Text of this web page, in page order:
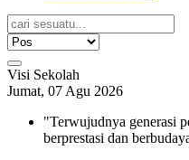
Visi Sekolah
Jumat, 07 Agu 2026
"Terwujudnya generasi
berprestasi dan